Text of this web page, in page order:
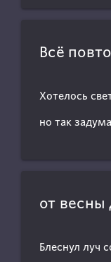
Всё
Хотелось
но так
от весны
Блеснул луч